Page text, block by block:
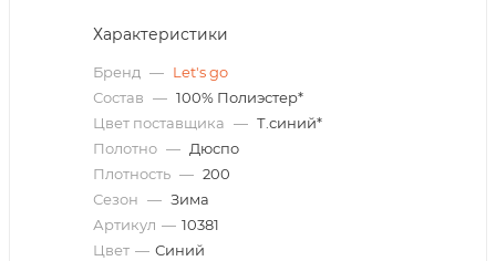
Характеристики
Бренд — Let's go
Состав — 100% Полиэстер*
Цвет поставщика — Т.синий*
Полотно — Дюспо
Плотность — 200
Сезон — Зима
Артикул — 10381
Цвет — Синий